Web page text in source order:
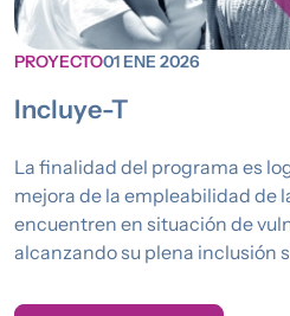
PROYECTO01 ENE 2026
Incluye-T
La finalidad del programa es
mejora de la empleabilidad de
encuentren en situación de
alcanzando su plena inclusión